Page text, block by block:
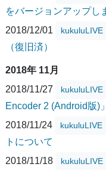
をバージョンアップし
2018/12/01
kukuluLIVE
（復旧済）
2018年 11月
2018/11/27
kukuluLIVE
Encoder 2 (Android版)
2018/11/24
kukuluLIVE
トについて
2018/11/18
kukuluLIVE